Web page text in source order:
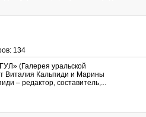
134
(Галерея уральской
Виталия Кальпиди и Марины
– редактор, составитель,...